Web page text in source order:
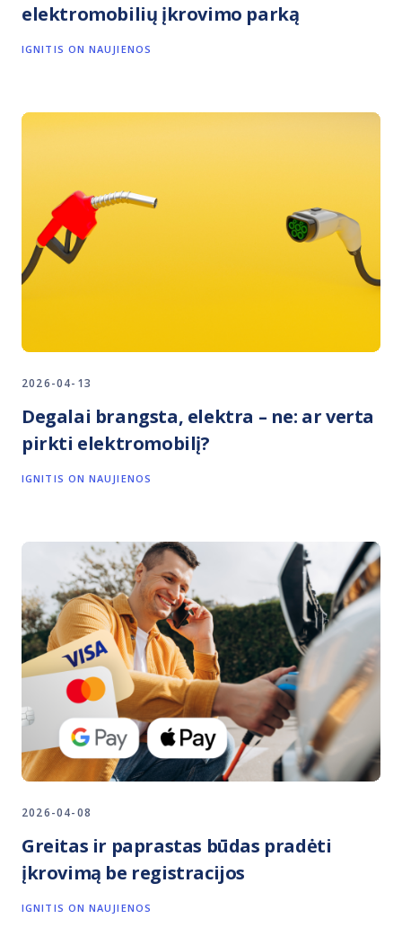
elektromobilių įkrovimo parką
IGNITIS ON NAUJIENOS
2026-04-13
Degalai brangsta, elektra – ne: ar verta
pirkti elektromobilį?
IGNITIS ON NAUJIENOS
2026-04-08
Greitas ir paprastas būdas pradėti
įkrovimą be registracijos
IGNITIS ON NAUJIENOS